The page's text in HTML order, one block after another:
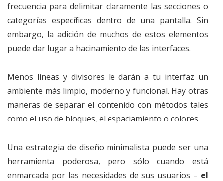
frecuencia para delimitar claramente las secciones o
categorías específicas dentro de una pantalla. Sin
embargo, la adición de muchos de estos elementos
puede dar lugar a hacinamiento de las interfaces.
Menos líneas y divisores le darán a tu interfaz un
ambiente más limpio, moderno y funcional. Hay otras
maneras de separar el contenido con métodos tales
como el uso de bloques, el espaciamiento o colores.
Una estrategia de diseño minimalista puede ser una
herramienta poderosa, pero sólo cuando está
enmarcada por las necesidades de sus usuarios – el